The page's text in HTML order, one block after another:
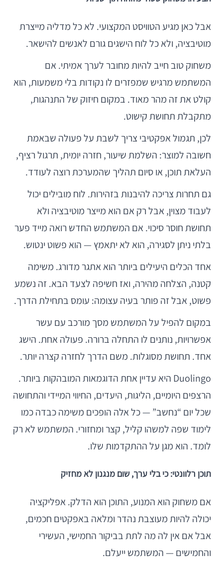
אבל כאן מגיע הטוויסט המקצועי. לא כל מדליה מייצרת
מוטיבציה, ולא כל לוח הישגים גורם לאנשים להישאר.
משחוק טוב חייב להיות מחובר לערך אמיתי. אם
המשתמש מרגיש שמפזרים לו נקודות בלי משמעות, הוא
קולט את זה מהר מאוד. במקום חיזוק של התנהגות,
מתקבלת תחושת קישוט.
לכן, תגמול אפקטיבי צריך לשבת על פעולה שבאמת
חשובה למוצר: השלמת שיעור, חזרה יומית, תרגול רציף,
העלאת תוכן, או סיום תהליך שהמערכת רוצה לעודד.
גם תחרות צריכה להיבנות בזהירות. לוח מובילים יכול
לעבוד מצוין, אבל רק אם הוא מייצר מוטיבציה ולא
תחושת חוסר סיכוי. אם המשתמש החדש רואה מייד פער
בלתי ניתן לסגירה, הוא לא יתאמץ — הוא פשוט ינטוש.
אחד הכלים היעילים ביותר הוא אתגר מדורג. משימה
קטנה, הצלחה מהירה, ואז חשיפה לצעד הבא. זה נשמע
פשוט, אבל זה פותר בעיה עצומה: עומס בתחילת הדרך.
במקום להפיל על המשתמש מסך מורכב עם עשר
אפשרויות, נותנים לו התחלה ברורה. פעולה אחת. הישג
אחד. תחושת מסוגלות. משם הדרך לחזרה קצרה יותר.
Duolingo היא עדיין אחת הדוגמאות המובהקות ביותר.
הרצפים היומיים, הליגות, היעדים, החיווי המיידי והתחושה
שכל יום “נחשב” — כל אלה הופכים משימה כבדה כמו
לימוד שפה למשהו קליל, קצר ומחזורי. המשתמש לא רק
לומד. הוא מגן על ההתקדמות שלו.
תוכן רלוונטי: כי בלי ערך, שום מנגנון לא מחזיק
אם משחוק הוא המנוע, התוכן הוא הדלק. אפליקציה
יכולה להיות מעוצבת נהדר ומלאה באפקטים חכמים,
אבל אם אין לה מה לתת בביקור החמישי, העשירי
והחמישים — המשתמש ייעלם.